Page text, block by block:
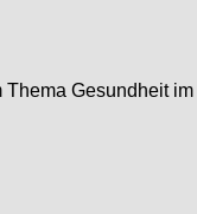
Gesundheit im